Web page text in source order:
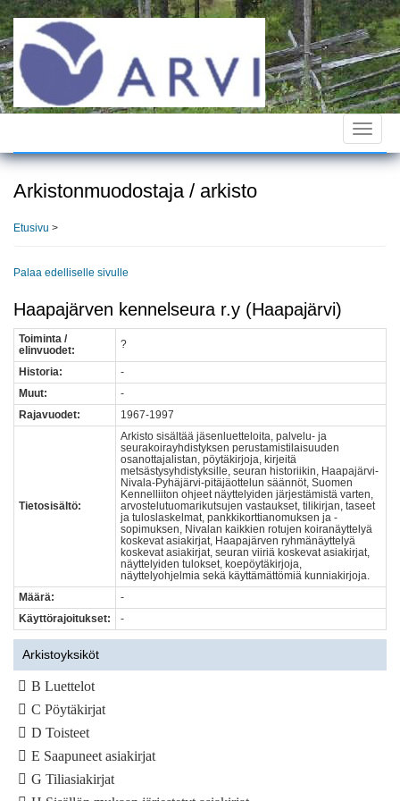
Hyppää
pääsisältöön
Toggle
Arkistonmuodostaja / arkisto
Etusivu >
Palaa edelliselle sivulle
Haapajärven kennelseura r.y (Haapajärvi)
Toiminta /
elinvuodet:
?
Historia:
-
Muut:
-
Rajavuodet:
1967-1997
Tietosisältö:
Arkisto sisältää jäsenluetteloita, palvelu- ja
seurakoirayhdistyksen perustamistilaisuuden
osanottajalistan, pöytäkirjoja, kirjeitä
metsästysyhdistyksille, seuran historiikin, Haapajärvi-
Nivala-Pyhäjärvi-pitäjäottelun säännöt, Suomen
Kennelliiton ohjeet näyttelyiden järjestämistä varten,
arvostelutuomarikutsujen vastaukset, tilikirjan, taseet
ja tuloslaskelmat, pankkikorttianomuksen ja -
sopimuksen, Nivalan kaikkien rotujen koiranäyttelyä
koskevat asiakirjat, Haapajärven ryhmänäyttelyä
koskevat asiakirjat, seuran viiriä koskevat asiakirjat,
näyttelyiden tulokset, koepöytäkirjoja,
näyttelyohjelmia sekä käyttämättömiä kunniakirjoja.
Määrä:
-
Käyttörajoitukset:
-
Arkistoyksiköt
B Luettelot
C Pöytäkirjat
D Toisteet
E Saapuneet asiakirjat
G Tiliasiakirjat